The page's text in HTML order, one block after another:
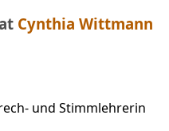
Cynthia Wittmann
und Stimmlehrerin